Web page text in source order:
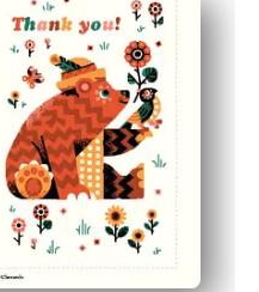
pe copii încântați să
profesori, antrenori,
proiectat pentru